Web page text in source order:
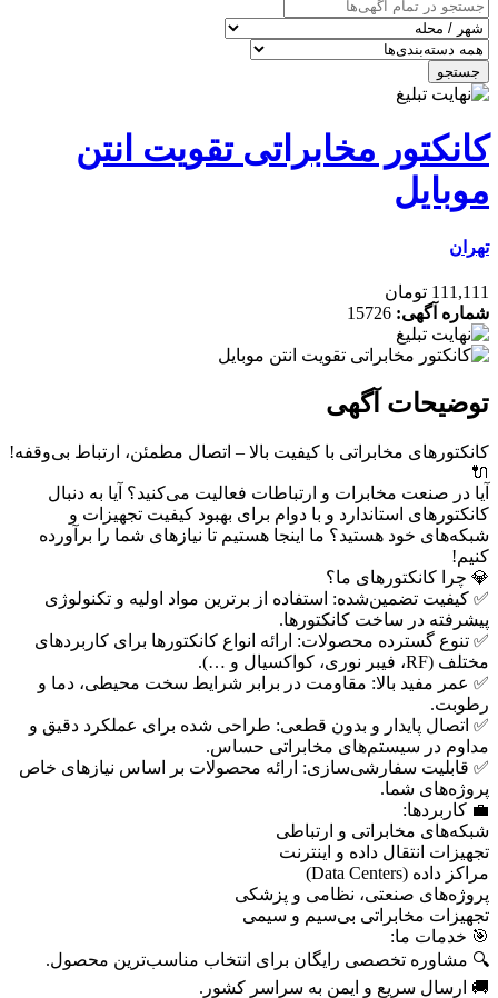
جستجو
کانکتور مخابراتی تقویت انتن
موبایل
تهران
111,111 تومان
شماره آگهی: 15726
توضیحات آگهی
کانکتورهای مخابراتی با کیفیت بالا – اتصال مطمئن، ارتباط بی‌وقفه!
🔌
آیا در صنعت مخابرات و ارتباطات فعالیت می‌کنید؟ آیا به دنبال
کانکتورهای استاندارد و با دوام برای بهبود کیفیت تجهیزات و
شبکه‌های خود هستید؟ ما اینجا هستیم تا نیازهای شما را برآورده
کنیم!
💎 چرا کانکتورهای ما؟
✅ کیفیت تضمین‌شده: استفاده از برترین مواد اولیه و تکنولوژی
پیشرفته در ساخت کانکتورها.
✅ تنوع گسترده محصولات: ارائه انواع کانکتورها برای کاربردهای
مختلف (RF، فیبر نوری، کواکسیال و …).
✅ عمر مفید بالا: مقاومت در برابر شرایط سخت محیطی، دما و
رطوبت.
✅ اتصال پایدار و بدون قطعی: طراحی شده برای عملکرد دقیق و
مداوم در سیستم‌های مخابراتی حساس.
✅ قابلیت سفارشی‌سازی: ارائه محصولات بر اساس نیازهای خاص
پروژه‌های شما.
💼 کاربردها:
شبکه‌های مخابراتی و ارتباطی
تجهیزات انتقال داده و اینترنت
مراکز داده (Data Centers)
پروژه‌های صنعتی، نظامی و پزشکی
تجهیزات مخابراتی بی‌سیم و سیمی
🎯 خدمات ما:
🔍 مشاوره تخصصی رایگان برای انتخاب مناسب‌ترین محصول.
🚚 ارسال سریع و ایمن به سراسر کشور.